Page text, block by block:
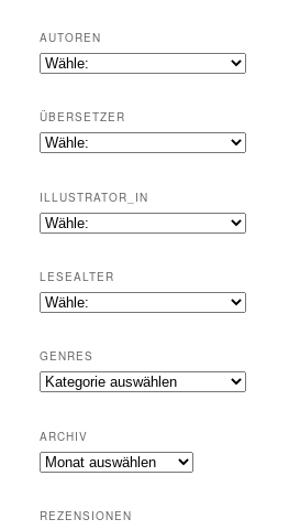
AUTOREN
ÜBERSETZER
ILLUSTRATOR_IN
LESEALTER
GENRES
Genres
ARCHIV
Archiv
REZENSIONEN